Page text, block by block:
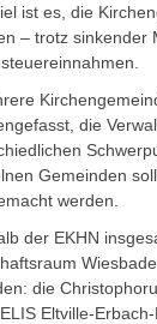
ist es, die
– trotz sinkender
die
Gemeinden
werden.
der EKHN
die
Eltville-